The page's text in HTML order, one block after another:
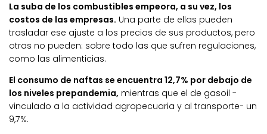
La suba de los combustibles empeora, a su vez, los
costos de las empresas. Una parte de ellas pueden
trasladar ese ajuste a los precios de sus productos, pero
otras no pueden: sobre todo las que sufren regulaciones,
como las alimenticias.
El consumo de naftas se encuentra 12,7% por debajo de
los niveles prepandemia, mientras que el de gasoil -
vinculado a la actividad agropecuaria y al transporte- un
9,7%.